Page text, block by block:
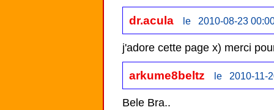
dr.acula le 2010-08-23
j'adore cette page x) merci
arkume8beltz le 2010-11-
Bele Bra..